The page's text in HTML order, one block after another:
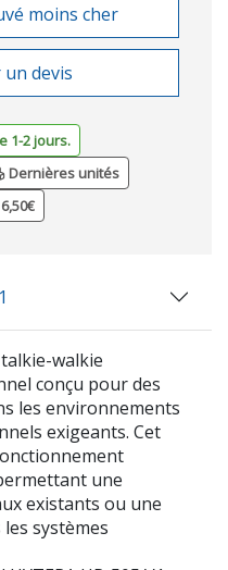
moins cher
devis
1-2 jours.
Dernières unités
walkie
conçu pour des
les environnements
exigeants. Cet
une
existants ou une
systèmes